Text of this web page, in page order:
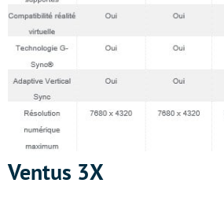
Ventus 3X